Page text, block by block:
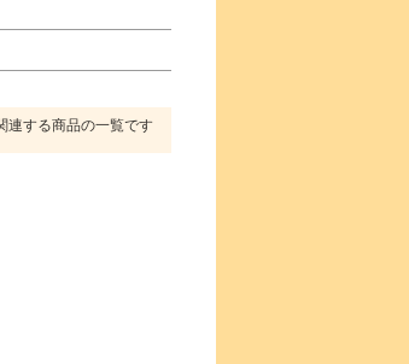
連する商品の一覧です